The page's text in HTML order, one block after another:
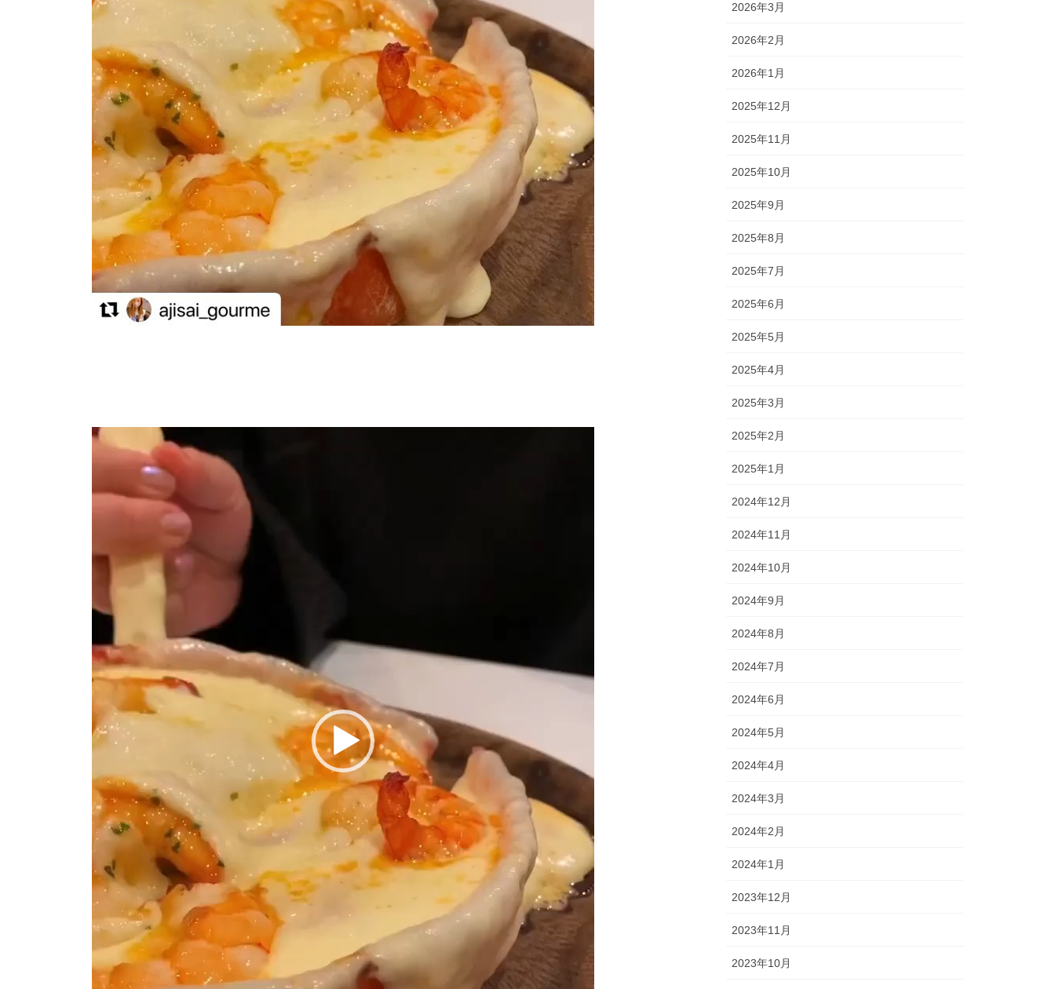
動
レ
2026年3月
2026年2月
2026年1月
2025年12月
2025年11月
2025年10月
2025年9月
2025年8月
2025年7月
2025年6月
2025年5月
2025年4月
2025年3月
2025年2月
2025年1月
2024年12月
2024年11月
2024年10月
2024年9月
2024年8月
2024年7月
2024年6月
2024年5月
2024年4月
2024年3月
2024年2月
2024年1月
2023年12月
2023年11月
2023年10月